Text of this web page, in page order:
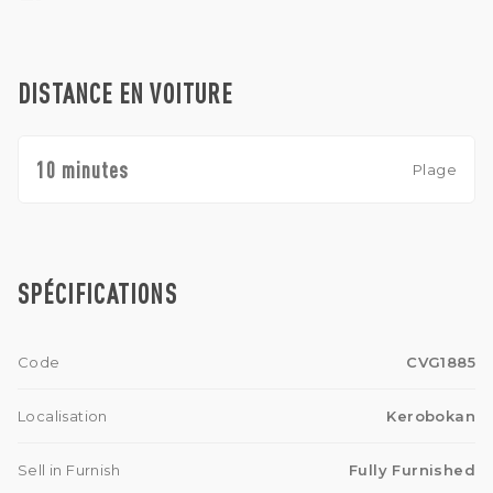
DISTANCE EN VOITURE
10 minutes Plage
SPÉCIFICATIONS
Code CVG1885
Localisation Kerobokan
Sell in Furnish Fully Furnished